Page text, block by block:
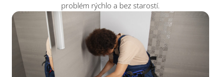
problém rýchlo a bez starostí.